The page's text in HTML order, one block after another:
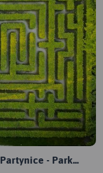
- Park